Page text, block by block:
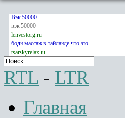
Вэк 50000
вэк 50000
lenvestorg.ru
боди массаж в тайланде что это
tsarskyrelax.ru
RTL - LTR
Главная